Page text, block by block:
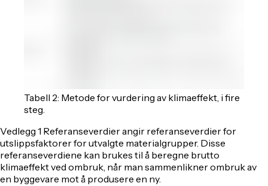
Tabell 2: Metode for vurdering av klimaeffekt, i fire
steg.
Vedlegg 1 Referanseverdier angir referanseverdier for
utslippsfaktorer for utvalgte materialgrupper. Disse
referanseverdiene kan brukes til å beregne brutto
klimaeffekt ved ombruk, når man sammenlikner ombruk av
en byggevare mot å produsere en ny.